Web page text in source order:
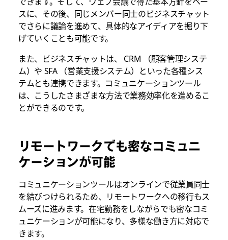
スに、その後、同じメンバー同士のビジネスチャット
でさらに議論を進めて、具体的なアイディアを掘り下
げていくことも可能です。
また、ビジネスチャットは、 CRM （顧客管理システ
ム）や SFA （営業支援システム）といった各種シス
テムとも連携できます。コミュニケーションツール
は、こうしたさまざまな方法で業務効率化を進めるこ
とができるのです。
リモートワークでも密なコミュニ
ケーションが可能
コミュニケーションツールはオンラインで従業員同士
を結びつけられるため、リモートワークへの移行もス
ムーズに進みます。在宅勤務をしながらでも密なコミ
ュニケーションが可能になり、多様な働き方に対応で
きます。